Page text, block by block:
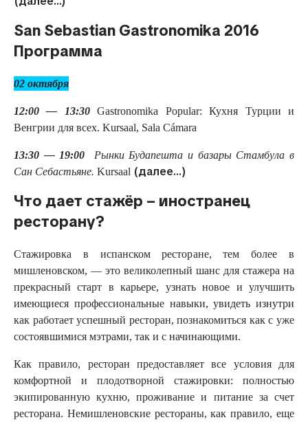
San Sebastian Gastronomika 2016
Программа
02 октября
12:00 — 13:30Gastronomika Popular: Кухня Турции и
Венгрии для всех. Kursaal, Sala Cámara
13:30 — 19:00
Рынки Будапешта и базары Стамбула в
Сан Себастьяне. Kursaal (далее…)
Что дает стажёр – иностранец
ресторану?
Стажировка в испанском ресторане, тем более в
мишленовском, — это великолепный шанс для стажера на
прекрасный старт в карьере, узнать новое и улучшить
имеющиеся профессиональные навыки, увидеть изнутри
как работает успешный ресторан, познакомиться как с уже
состоявшимися мэтрами, так и с начинающими.
Как правило, ресторан предоставляет все условия для
комфортной и плодотворной стажировки: полностью
экипированную кухню, проживание и питание за счет
ресторана. Немишленовские рестораны, как правило, еще